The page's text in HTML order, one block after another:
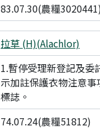
83.07.30(農糧
拉草 (H)(Alachlor)
1.暫停受理新登記及委
示加註保護衣物注意
標誌。
74.07.24(農糧51812)